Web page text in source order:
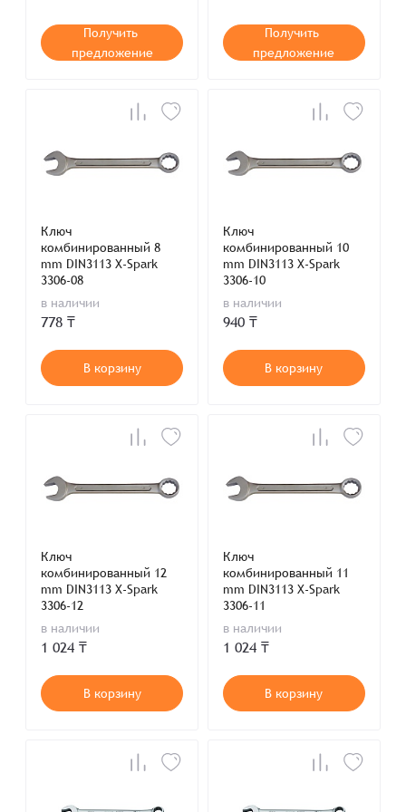
600368
Получить
предложение
Получить
предложение
Ключ
комбинированный 8
mm DIN3113 X-Spark
3306-08
в наличии
778 ₸
В корзину
Ключ
комбинированный 10
mm DIN3113 X-Spark
3306-10
в наличии
940 ₸
В корзину
Ключ
комбинированный 12
mm DIN3113 X-Spark
3306-12
в наличии
1 024 ₸
В корзину
Ключ
комбинированный 11
mm DIN3113 X-Spark
3306-11
в наличии
1 024 ₸
В корзину